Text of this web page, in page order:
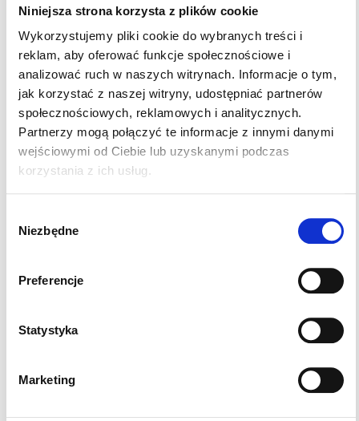
Niniejsza strona korzysta z plików cookie
Wykorzystujemy pliki cookie do wybranych treści i
reklam, aby oferować funkcje społecznościowe i
analizować ruch w naszych witrynach. Informacje o tym,
jak korzystać z naszej witryny, udostępniać partnerów
społecznościowych, reklamowych i analitycznych.
Partnerzy mogą połączyć te informacje z innymi danymi
wejściowymi od Ciebie lub uzyskanymi podczas
korzystania z ich usług.
zgody
Niezbędne
Preferencje
Statystyka
Marketing
organizacja ruchu mogą się zmieniać.
Możesz też wybrać drugą placówkę Be Active
przy ul. Zachodniej 27, jeśli konkretna usługa lub
specjalista jest dostępny właśnie tam albo jeśli
wygodniej Ci dojechać w stronę Ruczaju.